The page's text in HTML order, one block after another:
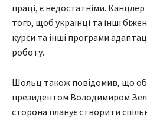
праці, є недостатніми.
того, щоб українці та інші
курси та інші програми
роботу.
Шольц також повідомив, що
президентом Володимиром
сторона планує створити